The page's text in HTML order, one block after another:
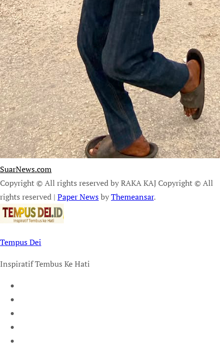
SuarNews.com
Copyright © All rights reserved by RAKA KAJ Copyright © All
rights reserved | Paper NewsbyThemeansar.
Tempus Dei
Inspiratif Tembus Ke Hati